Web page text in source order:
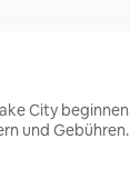
City beginnen
und Gebühren.